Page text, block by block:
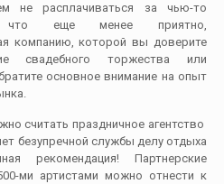
не расплачиваться за чью-то
что еще менее приятно,
компанию, которой вы доверите
свадебного торжества или
основное внимание на опыт
считать праздничное агентство
безупречной службы делу отдыха
рекомендация! Партнерские
ми артистами можно отнести к